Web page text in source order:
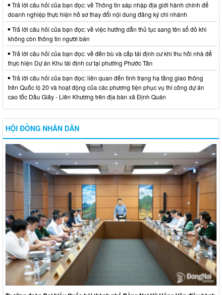
Trả lời câu hỏi của bạn đọc: về Thông tin sáp nhập địa giới hành chính để
doanh nghiệp thực hiện hồ sơ thay đổi nội dung đăng ký chi nhánh
Trả lời câu hỏi của bạn đọc: về việc hướng dẫn thủ tục sang tên sổ đỏ khi
không còn thông tin người bán
Trả lời câu hỏi của bạn đọc: về đền bù và cấp tái định cư khi thu hồi nhà để
thực hiện Dự án Khu tái định cư tại phường Phước Tân
Trả lời câu hỏi của bạn đọc: liên quan đến tình trạng hạ tầng giao thông
trên Quốc lộ 20 và hoạt động của các phương tiện phục vụ thi công dự án
cao tốc Dầu Giây - Liên Khương trên địa bàn xã Định Quán
HỘI ĐỒNG NHÂN DÂN